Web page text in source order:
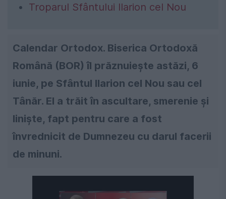
Troparul Sfântului Ilarion cel Nou
Calendar Ortodox. Biserica Ortodoxă
Română (BOR) îl prăznuiește astăzi, 6
iunie, pe Sfântul Ilarion cel Nou sau cel
Tânăr. El a trăit în ascultare, smerenie și
liniște, fapt pentru care a fost
învrednicit de Dumnezeu cu darul facerii
de minuni.